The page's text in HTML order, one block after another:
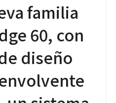
familia
60, con
diseño